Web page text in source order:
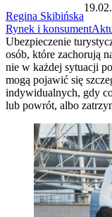
Regina Skibińska
Rynek i konsument
Ubezpieczenie
osób, które zachorują
nie w każdej sytuacji
mogą pojawić się
indywidualnych, gdy
lub powrót, albo